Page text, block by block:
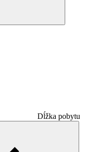
Dĺžka pobytu